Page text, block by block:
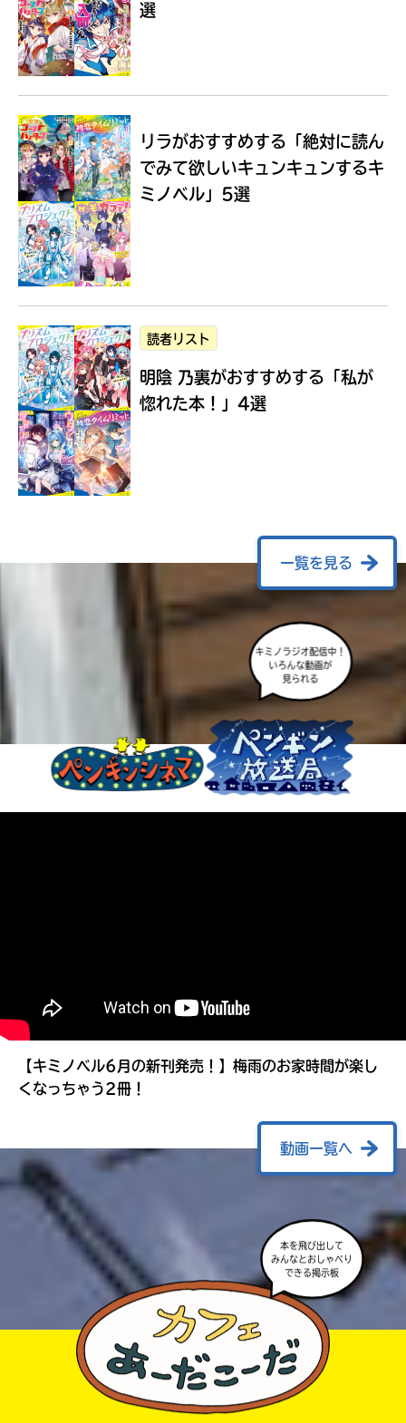
Loading...
選
リラがおすすめする 「絶対に読ん
でみて欲しいキュンキュンするキ
ミノベル」5選
読者リスト
明陰 乃裏がおすすめする 「私が
惚れた本！」4選
一覧を見る
キミノラジオ配信中！
いろんな動画が
見られる
【キミノベル6月の新刊発売！】梅雨のお家時間が楽し
くなっちゃう2冊！
動画一覧へ
本を飛び出して
みんなとおしゃべり
できる掲示板
に
エ
も
度
み
て
ね
る